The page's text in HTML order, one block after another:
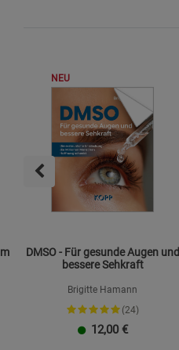
NEU
DMSO - Für gesunde Augen und
bessere Sehkraft
Brigitte Hamann
(24)
12,00 €